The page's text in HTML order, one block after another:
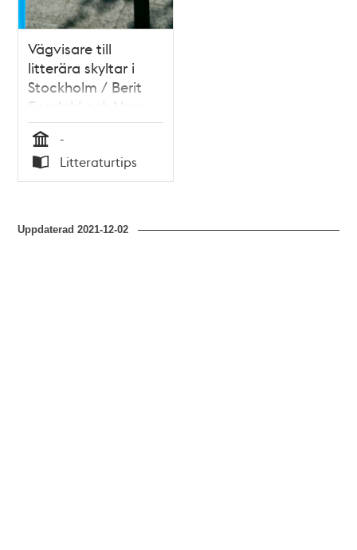
Vägvisare till
litterära skyltar i
Stockholm / Berit
Engdahl och Vera
Székely
Tid
-
Typ
Litteraturtips
Uppdaterad2021-12-02